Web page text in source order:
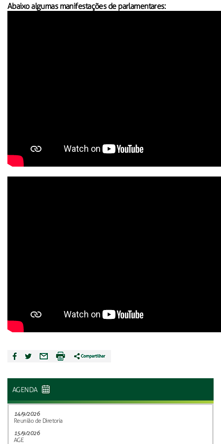
Abaixo algumas manifestações de parlamentares:
AGENDA
14/9/2026
Reunião de Diretoria
15/9/2026
AGE